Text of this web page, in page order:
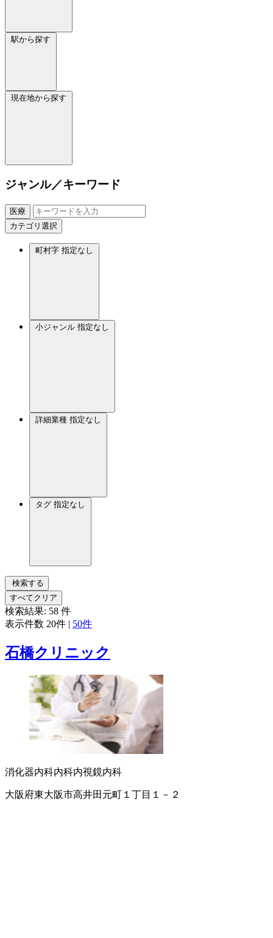
駅から探す
現在地から探す
ジャンル／キーワード
医療
カテゴリ選択
町村字 指定なし
小ジャンル 指定なし
詳細業種 指定なし
タグ 指定なし
検索する
すべてクリア
検索結果: 58 件
表示件数 20件 | 50件
石橋クリニック
消化器内科内科内視鏡内科
大阪府東大阪市高井田元町１丁目１－２